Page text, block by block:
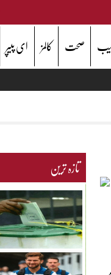
صحت کالمز ای پیپر
تازہ ترین